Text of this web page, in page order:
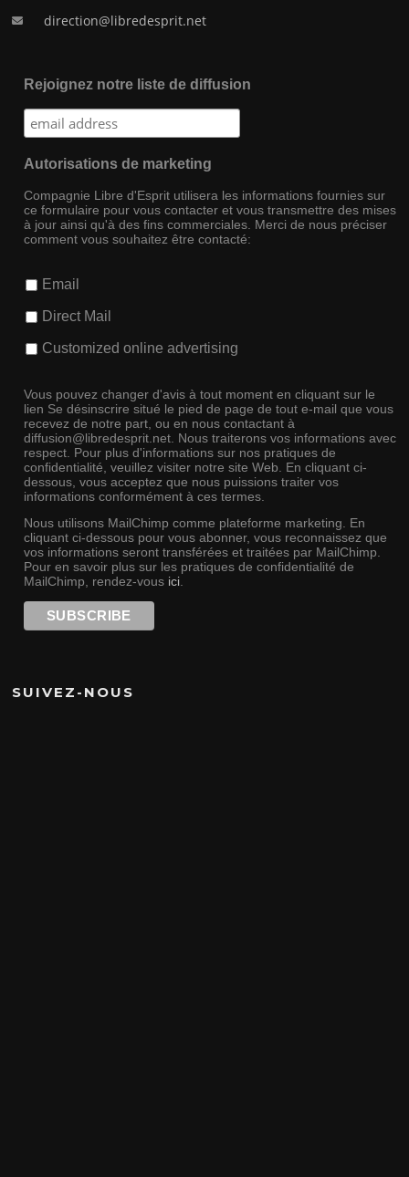
direction@libredesprit.net
Rejoignez notre liste de diffusion
Autorisations de marketing
Compagnie Libre d'Esprit utilisera les informations fournies sur
ce formulaire pour vous contacter et vous transmettre des mises
à jour ainsi qu'à des fins commerciales. Merci de nous préciser
comment vous souhaitez être contacté:
Email
Direct Mail
Customized online advertising
Vous pouvez changer d'avis à tout moment en cliquant sur le
lien Se désinscrire situé le pied de page de tout e-mail que vous
recevez de notre part, ou en nous contactant à
diffusion@libredesprit.net. Nous traiterons vos informations avec
respect. Pour plus d'informations sur nos pratiques de
confidentialité, veuillez visiter notre site Web. En cliquant ci-
dessous, vous acceptez que nous puissions traiter vos
informations conformément à ces termes.
Nous utilisons MailChimp comme plateforme marketing. En
cliquant ci-dessous pour vous abonner, vous reconnaissez que
vos informations seront transférées et traitées par MailChimp.
Pour en savoir plus sur les pratiques de confidentialité de
MailChimp, rendez-vous ici.
SUIVEZ-NOUS